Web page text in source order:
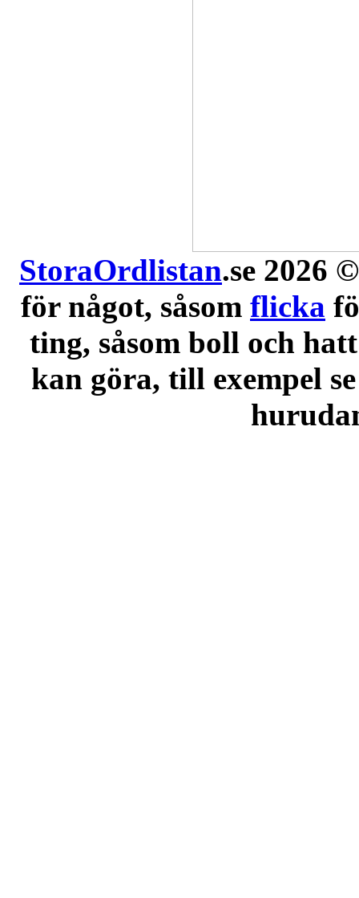
StoraOrdlistan.se 2026
för något, såsom flicka
ting, såsom boll och
kan göra, till exempel